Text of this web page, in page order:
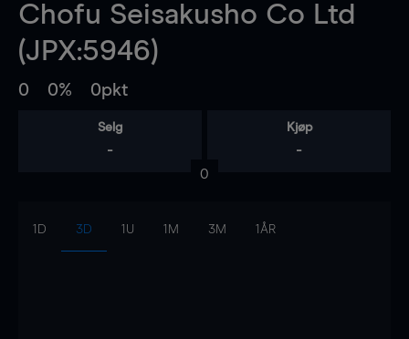
Chofu Seisakusho Co Ltd
(JPX:5946)
0 0% 0pkt
Selg
-
Kjøp
-
0
1D 3D 1U 1M 3M 1ÅR